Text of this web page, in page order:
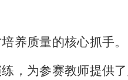
养质量的核心抓手
，为参赛教师提供